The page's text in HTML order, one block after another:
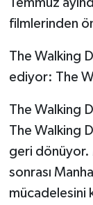
filmlerinden
The Walking
ediyor: The
The Walking
The Walking
geri dönüyor.
sonrası
mücadelesini